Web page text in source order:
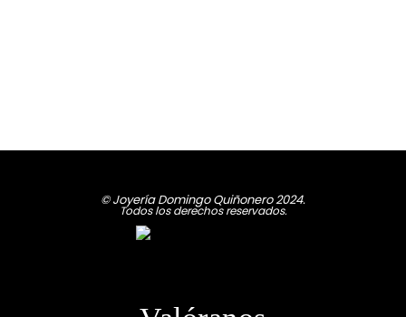
© Joyería Domingo Quiñonero 2024.
Todos los derechos reservados.